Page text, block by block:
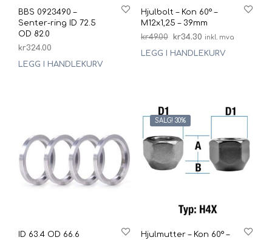
BBS 0923490 –
Senter-ring ID 72.5
OD 82.0
kr324.00
LEGG I HANDLEKURV
Hjulbolt – Kon 60° –
M12x1,25 – 39mm
kr49.00 Opprinnelig
kr34.30Nåværende
inkl. mva
LEGG I HANDLEKURV
ID 63.4 OD 66.6
SALG! 30%
Hjulmutter – Kon 60° –